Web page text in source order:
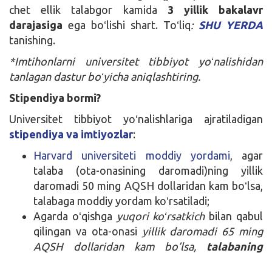
chet ellik talabgor kamida 3 yillik bakalavr
darajasiga ega boʻlishi shart. Toʻliq : SHU YERDA
tanishing.
*Imtihonlarni universitet tibbiyot yoʻnalishidan
tanlagan dastur boʻyicha aniqlashtiring.
Stipendiya bormi?
Universitet tibbiyot yoʻnalishlariga ajratiladigan
stipendiya va imtiyozlar:
Harvard universiteti moddiy yordami , agar
talaba (ota-onasining daromadi)ning yillik
daromadi 50 ming AQSH dollaridan kam boʻlsa,
talabaga moddiy yordam koʻrsatiladi;
Agarda oʻqishga yuqori koʻrsatkichbilan qabul
qilingan va ota-onasi yillik daromadi 65 ming
AQSH dollaridan kam bo’lsa,
talabaning